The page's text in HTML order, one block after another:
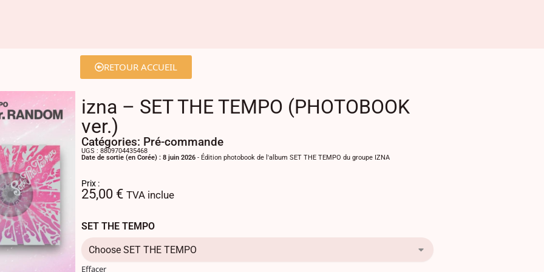
RETOUR ACCUEIL
izna – SET THE TEMPO (PHOTOBOOK
ver.)
Catégories: Pré-commande
UGS : 8809704435468
Date de sortie (en Corée) : 8 juin 2026 - Édition photobook de l'album SET THE TEMPO du groupe IZNA
Prix :
25,00 € TVA inclue
SET THE TEMPO
Effacer